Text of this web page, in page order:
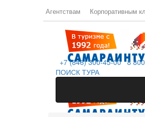
Агентствам Корпоративным
+7 (846) 300-45-00 8 800
ПОИСК ТУРА